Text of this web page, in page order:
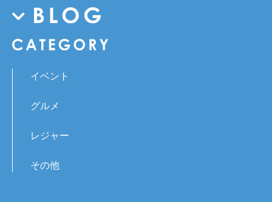
イベント
グルメ
レジャー
その他